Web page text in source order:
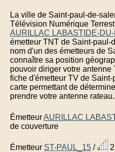
La ville de Saint-paul-de-
Télévision Numérique
AURILLAC LABASTIDE-
émetteur TNT de Saint-paul-
nom d'un des émetteurs de
connaître sa position
pouvoir diriger votre
fiche d'émetteur TV de
carte permettant de
prendre votre antenne rateau.
ÉmetteurAURILLAC
de couverture
Émetteur ST-PAUL_15 /